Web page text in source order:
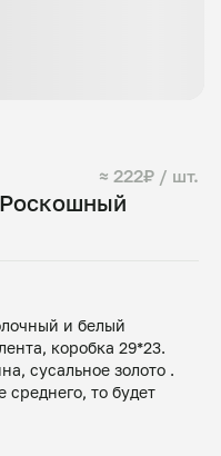
≈ 222₽ / шт.
и белый
коробка 29*23.
сусальное золото .
среднего, то будет
в холодильнике